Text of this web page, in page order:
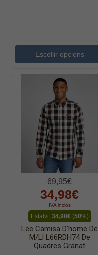
Escollir opcions
69,95€
34,98€
IVA inclòs
Estalvi: 34,98€(50%)
Lee Camisa D'home De
M/ll L66RDH74 De
Quadres Granat